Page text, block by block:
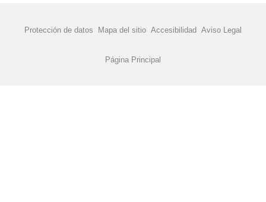
Protección de datos Mapa del sitio Accesibilidad Aviso Legal
Página Principal